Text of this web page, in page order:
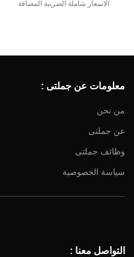
الاسعار شاملة الضريبة المضافة
معلومات عن جملتى :
من نحن
عن جملتى
وظائف جملتى
سياسة الخصوصية
التواصل معنا :